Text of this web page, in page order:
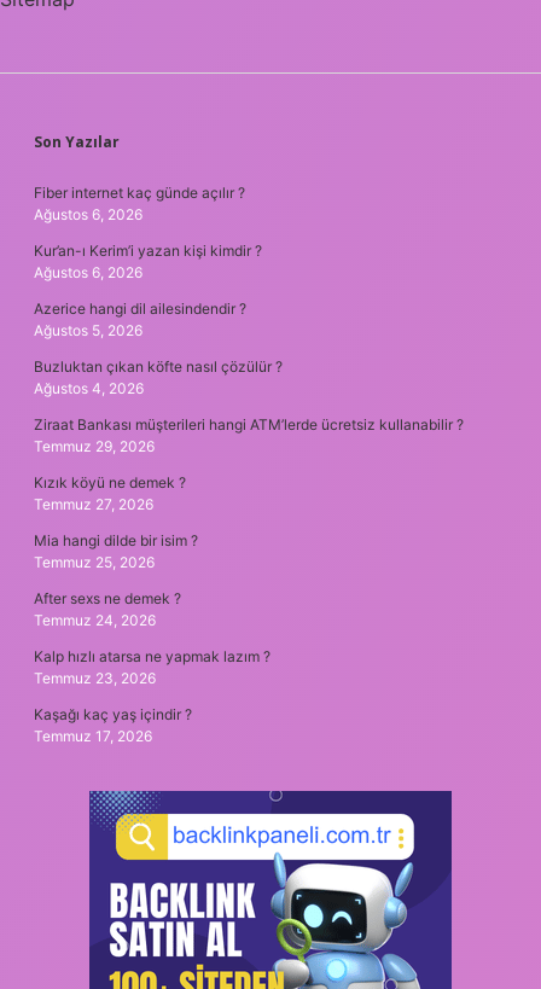
SIDEBAR
Son Yazılar
Fiber internet kaç günde açılır ?
Ağustos 6, 2026
Kur’an-ı Kerim’i yazan kişi kimdir ?
Ağustos 6, 2026
Azerice hangi dil ailesindendir ?
Ağustos 5, 2026
Buzluktan çıkan köfte nasıl çözülür ?
Ağustos 4, 2026
Ziraat Bankası müşterileri hangi ATM’lerde ücretsiz kullanabilir ?
Temmuz 29, 2026
Kızık köyü ne demek ?
Temmuz 27, 2026
Mia hangi dilde bir isim ?
Temmuz 25, 2026
After sexs ne demek ?
Temmuz 24, 2026
Kalp hızlı atarsa ne yapmak lazım ?
Temmuz 23, 2026
Kaşağı kaç yaş içindir ?
Temmuz 17, 2026